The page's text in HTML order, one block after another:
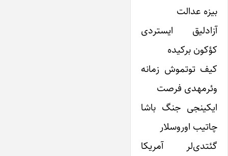
بیزه عدالت
آزادلیق ایستردی
کؤکون برکیده
کیف توتموش زمانه
وئرمهدی فرصت
ایکینجی جنگ باشا
چاتیب اوروسلار
گئتدی‌لر آمریکا